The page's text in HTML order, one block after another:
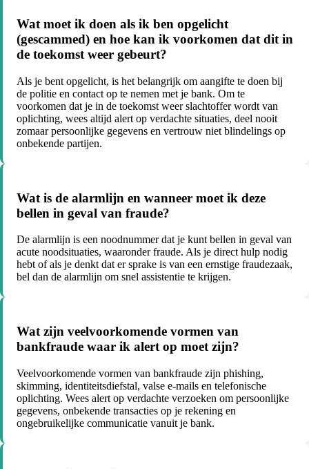
Wat moet ik doen als ik ben opgelicht
(gescammed) en hoe kan ik voorkomen dat dit in
de toekomst weer gebeurt?
Als je bent opgelicht, is het belangrijk om aangifte te doen bij
de politie en contact op te nemen met je bank. Om te
voorkomen dat je in de toekomst weer slachtoffer wordt van
oplichting, wees altijd alert op verdachte situaties, deel nooit
zomaar persoonlijke gegevens en vertrouw niet blindelings op
onbekende partijen.
Wat is de alarmlijn en wanneer moet ik deze
bellen in geval van fraude?
De alarmlijn is een noodnummer dat je kunt bellen in geval van
acute noodsituaties, waaronder fraude. Als je direct hulp nodig
hebt of als je denkt dat er sprake is van een ernstige fraudezaak,
bel dan de alarmlijn om snel assistentie te krijgen.
Wat zijn veelvoorkomende vormen van
bankfraude waar ik alert op moet zijn?
Veelvoorkomende vormen van bankfraude zijn phishing,
skimming, identiteitsdiefstal, valse e-mails en telefonische
oplichting. Wees alert op verdachte verzoeken om persoonlijke
gegevens, onbekende transacties op je rekening en
ongebruikelijke communicatie vanuit je bank.